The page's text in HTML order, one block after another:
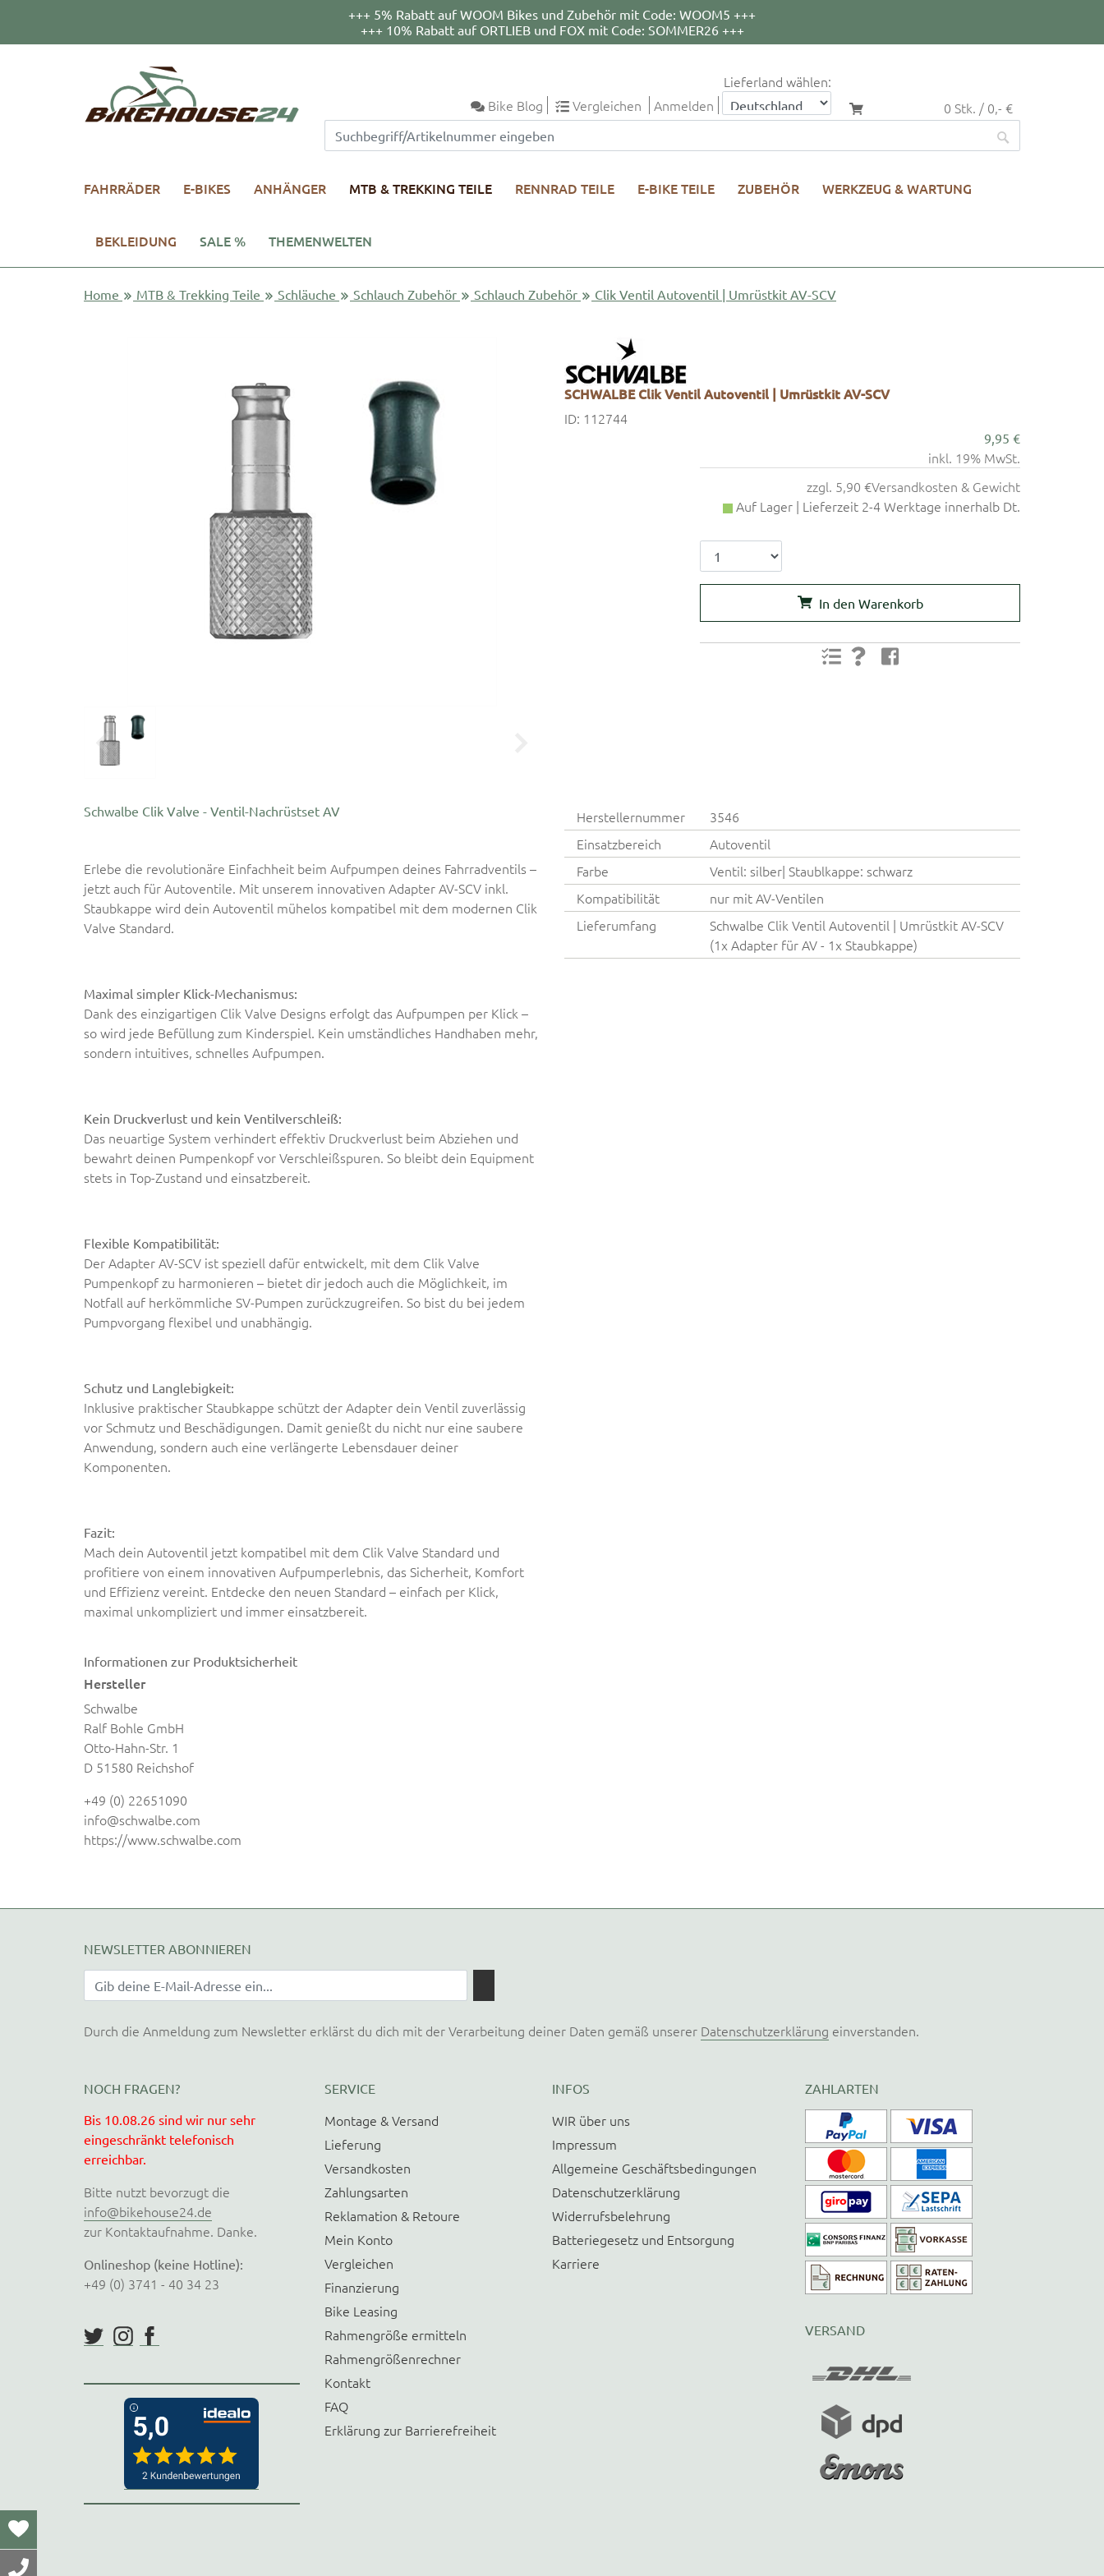
+++ 5% Rabatt auf WOOM Bikes und Zubehör mit Code: WOOM5 +++
+++ 10% Rabatt auf ORTLIEB und FOX mit Code: SOMMER26 +++
Bike Blog Vergleichen Anmelden
Lieferland wählen:
0 Stk. / 0,- €
FAHRRÄDER E-BIKES ANHÄNGER MTB & TREKKING TEILE RENNRAD TEILE E-BIKE TEILE ZUBEHÖR WERKZEUG & WARTUNG
BEKLEIDUNG SALE % THEMENWELTEN
Home MTB & Trekking Teile Schläuche Schlauch Zubehör Schlauch Zubehör Clik Ventil Autoventil | Umrüstkit AV-SCV
SCHWALBE Clik Ventil Autoventil | Umrüstkit AV-SCV
ID: 112744
9,95 €
inkl. 19% MwSt.
zzgl. 5,90 €Versandkosten & Gewicht
Auf Lager | Lieferzeit 2-4 Werktage innerhalb Dt.
In den Warenkorb
Schwalbe Clik Valve - Ventil-Nachrüstset AV
Erlebe die revolutionäre Einfachheit beim Aufpumpen deines Fahrradventils –
jetzt auch für Autoventile. Mit unserem innovativen Adapter AV-SCV inkl.
Staubkappe wird dein Autoventil mühelos kompatibel mit dem modernen Clik
Valve Standard.
Maximal simpler Klick-Mechanismus:
Dank des einzigartigen Clik Valve Designs erfolgt das Aufpumpen per Klick –
so wird jede Befüllung zum Kinderspiel. Kein umständliches Handhaben mehr,
sondern intuitives, schnelles Aufpumpen.
Kein Druckverlust und kein Ventilverschleiß:
Das neuartige System verhindert effektiv Druckverlust beim Abziehen und
bewahrt deinen Pumpenkopf vor Verschleißspuren. So bleibt dein Equipment
stets in Top-Zustand und einsatzbereit.
Flexible Kompatibilität:
Der Adapter AV-SCV ist speziell dafür entwickelt, mit dem Clik Valve
Pumpenkopf zu harmonieren – bietet dir jedoch auch die Möglichkeit, im
Notfall auf herkömmliche SV-Pumpen zurückzugreifen. So bist du bei jedem
Pumpvorgang flexibel und unabhängig.
Schutz und Langlebigkeit:
Inklusive praktischer Staubkappe schützt der Adapter dein Ventil zuverlässig
vor Schmutz und Beschädigungen. Damit genießt du nicht nur eine saubere
Anwendung, sondern auch eine verlängerte Lebensdauer deiner
Komponenten.
Fazit:
Mach dein Autoventil jetzt kompatibel mit dem Clik Valve Standard und
profitiere von einem innovativen Aufpumperlebnis, das Sicherheit, Komfort
und Effizienz vereint. Entdecke den neuen Standard – einfach per Klick,
maximal unkompliziert und immer einsatzbereit.
Informationen zur Produktsicherheit
Hersteller
Schwalbe
Ralf Bohle GmbH
Otto-Hahn-Str. 1
D 51580 Reichshof
+49 (0) 22651090
info@schwalbe.com
https://www.schwalbe.com
Herstellernummer
3546
Einsatzbereich
Autoventil
Farbe
Ventil: silber| Staublkappe: schwarz
Kompatibilität
nur mit AV-Ventilen
Lieferumfang
Schwalbe Clik Ventil Autoventil | Umrüstkit AV-SCV
(1x Adapter für AV - 1x Staubkappe)
NEWSLETTER ABONNIEREN
Durch die Anmeldung zum Newsletter erklärst du dich mit der Verarbeitung deiner Daten gemäß unserer Datenschutzerklärung einverstanden.
NOCH FRAGEN?
Bis 10.08.26 sind wir nur sehr
eingeschränkt telefonisch
erreichbar.
Bitte nutzt bevorzugt die
info@bikehouse24.de
zur Kontaktaufnahme. Danke.
Onlineshop (keine Hotline):
+49 (0) 3741 - 40 34 23
SERVICE
Montage & Versand
Lieferung
Versandkosten
Zahlungsarten
Reklamation & Retoure
Mein Konto
Vergleichen
Finanzierung
Bike Leasing
Rahmengröße ermitteln
Rahmengrößenrechner
Kontakt
FAQ
Erklärung zur Barrierefreiheit
INFOS
WIR über uns
Impressum
Allgemeine Geschäftsbedingungen
Datenschutzerklärung
Widerrufsbelehrung
Batteriegesetz und Entsorgung
Karriere
ZAHLARTEN
VERSAND